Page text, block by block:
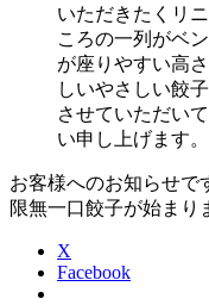
いただきたくリ
ころの一列がベ
が座りやすい高
しいやさしい餃
させていただい
い申し上げます。
お客様へのお知らせで
限無一口餃子が始まり
X
Facebook